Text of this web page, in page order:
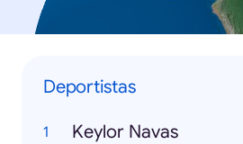
Deportistas
Keylor Navas